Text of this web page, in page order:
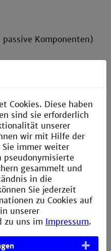
Komponenten)
und Heizung
und Seminarräume
werden in der Aula
Cookies. Diese haben
sind sie erforderlich
unserer
wir mit Hilfe der
Sie immer weiter
pseudonymisierte
gesammelt und
in die
Sie jederzeit
zu Cookies auf
unserer
zu uns im Impressum.